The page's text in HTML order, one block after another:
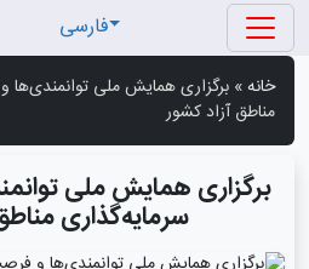
فارسی
خانه» برگزاری همایش ملی
مناطق آزاد کشور
برگزاری همایش ملی
سرمایه‌گذاری